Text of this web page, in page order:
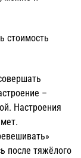
стоимость
–
Настроения
после тяжёлого